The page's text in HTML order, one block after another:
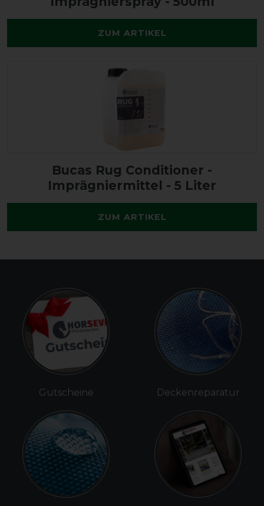
ZUM ARTIKEL
Bucas Rug Conditioner -
Imprägniermittel - 5 Liter
ZUM ARTIKEL
Gutscheine Deckenreparatur